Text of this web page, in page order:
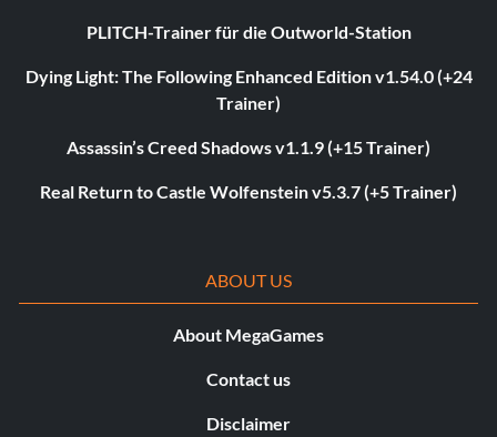
PLITCH-Trainer für die Outworld-Station
Dying Light: The Following Enhanced Edition v1.54.0 (+24
Trainer)
Assassin’s Creed Shadows v1.1.9 (+15 Trainer)
Real Return to Castle Wolfenstein v5.3.7 (+5 Trainer)
ABOUT US
About MegaGames
Contact us
Disclaimer